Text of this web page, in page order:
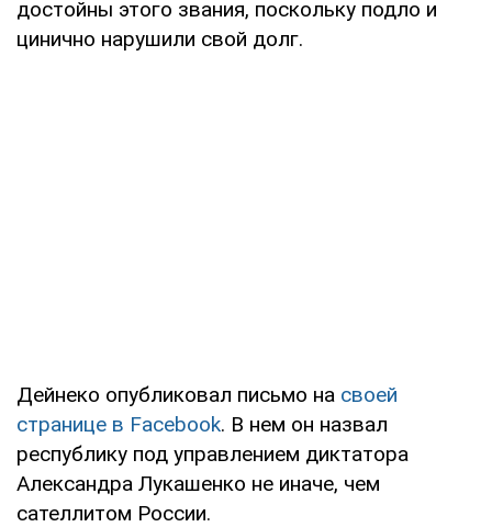
достойны этого звания, поскольку подло и
цинично нарушили свой долг.
Дейнеко опубликовал письмо на своей
странице в Facebook. В нем он назвал
республику под управлением диктатора
Александра Лукашенко не иначе, чем
сателлитом России.